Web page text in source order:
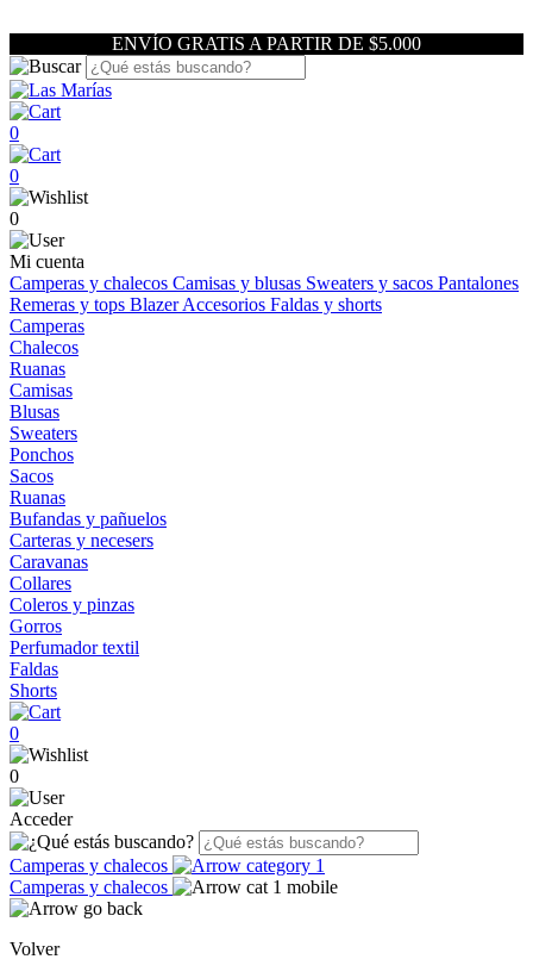
ENVÍO GRATIS A PARTIR DE $5.000
0
0
0
Mi cuenta
Camperas y chalecos Camisas y blusas Sweaters y sacos Pantalones
Remeras y tops BlazerAccesorios Faldas y shorts
Camperas
Chalecos
Ruanas
Camisas
Blusas
Sweaters
Ponchos
Sacos
Ruanas
Bufandas y pañuelos
Carteras y necesers
Caravanas
Collares
Coleros y pinzas
Gorros
Perfumador textil
Faldas
Shorts
0
0
Acceder
Camperas y chalecos
Camperas y chalecos
Volver